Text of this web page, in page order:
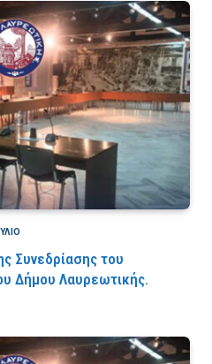
Συνεδρίασης του
Δήμου Λαυρεωτικής.